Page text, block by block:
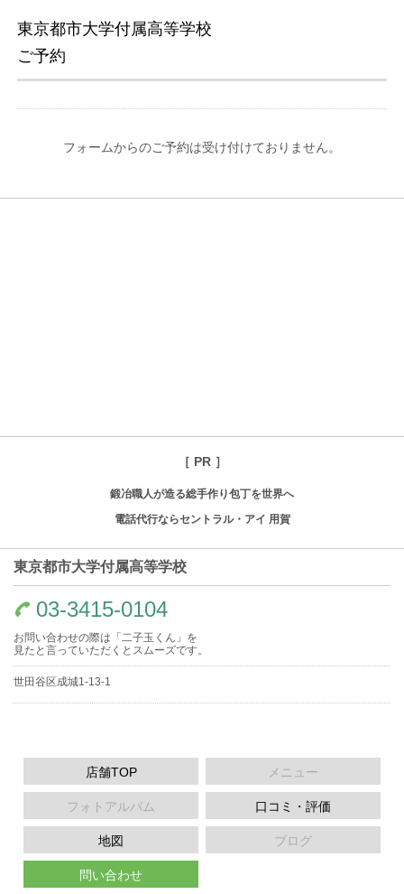
東京都市大学付属高等学校
ご予約
フォームからのご予約は受け付けておりません。
［ PR ］
鍛冶職人が造る総手作り包丁を世界へ
電話代行ならセントラル・アイ 用賀
東京都市大学付属高等学校
03-3415-0104
お問い合わせの際は「二子玉くん」を
見たと言っていただくとスムーズです。
世田谷区成城1-13-1
店舗TOP メニュー
フォトアルバム 口コミ・評価
地図 ブログ
問い合わせ